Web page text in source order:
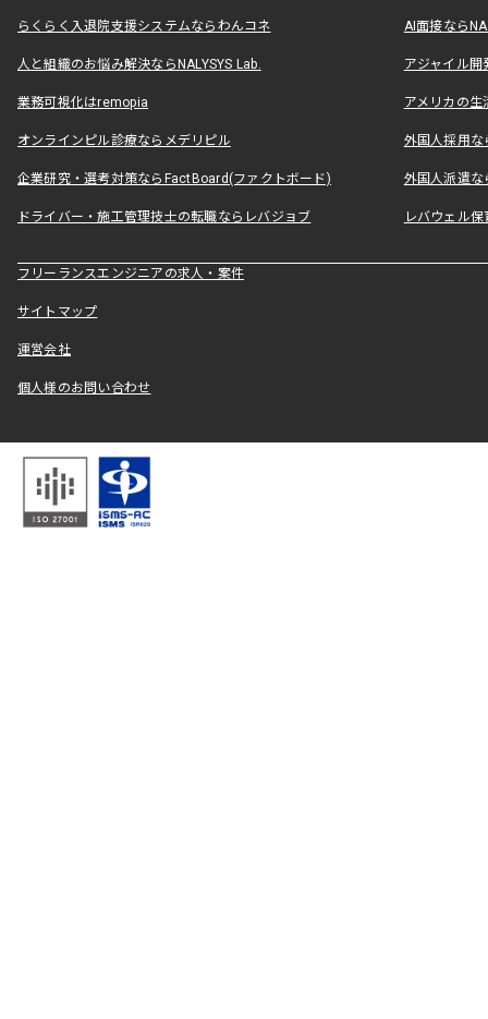
らくらく入退院支援システムならわんコネ AI面接なら
人と組織のお悩み解決ならNALYSYS Lab. アジャイル
業務可視化はremopia アメリカの
オンラインピル診療ならメデリピル 外国人採用
企業研究・選考対策ならFactBoard(ファクトボード) 外国人派遣な
ドライバー・施工管理技士の転職ならレバジョブ レバウェル
フリーランスエンジニアの求人・案件
サイトマップ
運営会社
個人様のお問い合わせ